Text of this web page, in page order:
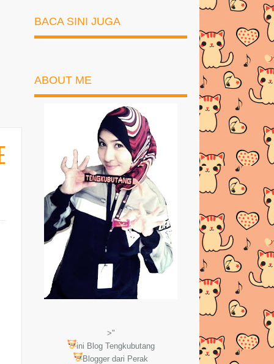
BACA SINI JUGA
ABOUT ME
>"
ini Blog Tengkubutang
Blogger dari Perak